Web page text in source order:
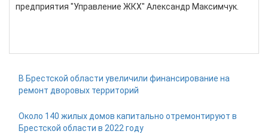
предприятия "Управление ЖКХ" Александр Максимчук.
В Брестской области увеличили финансирование на
ремонт дворовых территорий
Около 140 жилых домов капитально отремонтируют в
Брестской области в 2022 году